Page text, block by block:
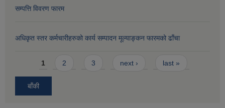
सम्पत्ति विवरण फारम
अधिकृत स्तर कर्मचारीहरुको कार्य सम्पादन मूल्याङ्कन फारमको ढाँचा
Pages
1 2 3 next › last »
बाँकी